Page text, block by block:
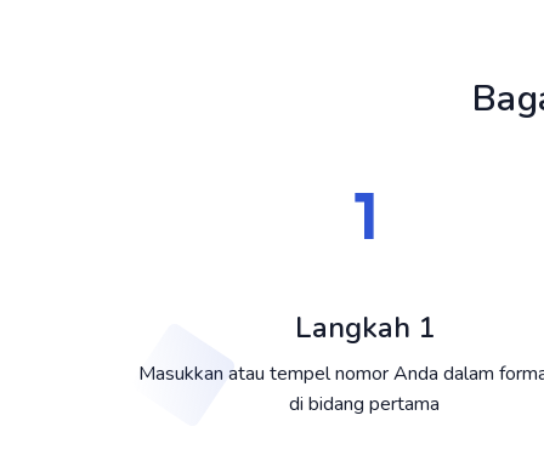
Langkah 1
Masukkan atau tempel nomor Anda dalam
di bidang pertama